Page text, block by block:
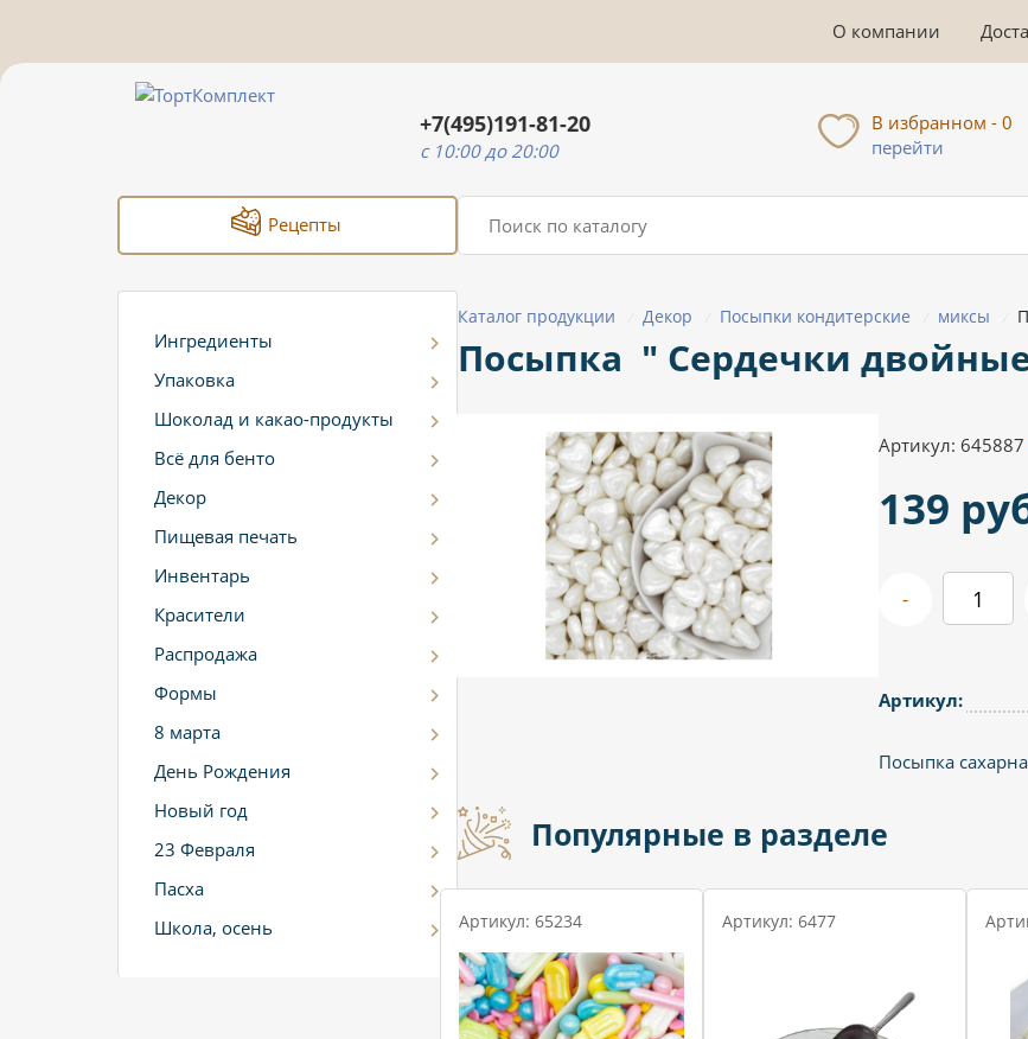
О компании
+7(495)191-81-20
c 10:00 до 20:00
В избранном - 0
перейти
Рецепты
Ингредиенты
Упаковка
Шоколад и какао-продукты
Всё для бенто
Декор
Пищевая печать
Инвентарь
Красители
Распродажа
Формы
8 марта
День Рождения
Новый год
23 Февраля
Пасха
Школа, осень
Каталог продукции Декор Посыпки кондитерские миксы
Посыпка " Сердечки
Артикул: 645887
139
-
Артикул:
Посыпка
Популярные в разделе
Артикул: 65234 Артикул: 6477